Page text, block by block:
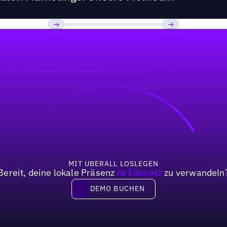
MIT UBERALL LOSLEGEN
deine lokale Präsenzin Umsatzzu
DEMO BUCHEN
DEMO BUCHEN